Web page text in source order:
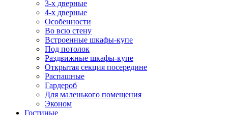
3-х дверные
4-х дверные
Особенности
Во всю стену
Встроенные шкафы-купе
Под потолок
Раздвижные шкафы-купе
Открытая секция посередине
Распашные
Гардероб
Для маленького помещения
Эконом
Гостиные